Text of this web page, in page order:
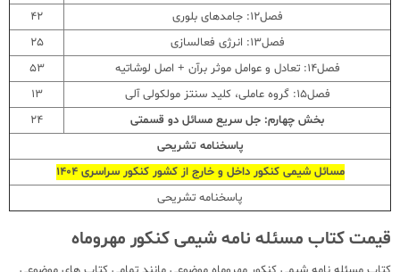
فصل12: جامدهای بلوری
42
فصل13: انرژی فعالسازی
25
فصل14: تعادل و عوامل موثر برآن + اصل لوشاتیه
53
فصل15: گروه عاملی، کلید سنتز مولکولی آلی
13
بخش چهارم: جل سریع مسائل دو قسمتی
24
پاسخنامه تشریحی
مسائل شیمی کنکور داخل و خارج از کشور کنکور سراسری 1404
پاسخنامه تشریحی
قیمت کتاب مسئله نامه شیمی کنکور مهروماه